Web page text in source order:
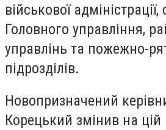
військової
Головного управління,
управлінь та пожежно-
підрозділів.
Новопризначений
Корецький змінив на цій